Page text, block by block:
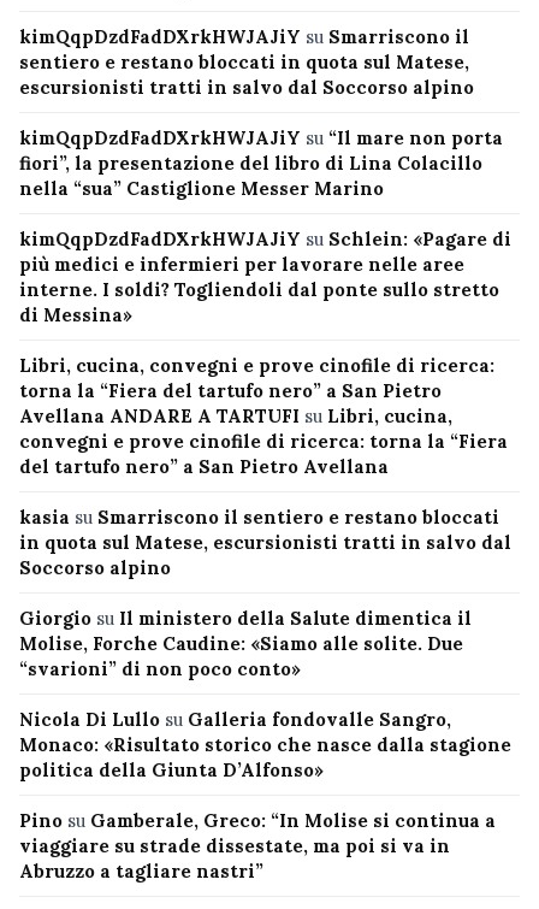
kimQqpDzdFadDXrkHWJAJiY su Smarriscono il
sentiero e restano bloccati in quota sul Matese,
escursionisti tratti in salvo dal Soccorso alpino
kimQqpDzdFadDXrkHWJAJiY su “Il mare non porta
fiori”, la presentazione del libro di Lina Colacillo
nella “sua” Castiglione Messer Marino
kimQqpDzdFadDXrkHWJAJiY su Schlein: «Pagare di
più medici e infermieri per lavorare nelle aree
interne. I soldi? Togliendoli dal ponte sullo stretto
di Messina»
Libri, cucina, convegni e prove cinofile di ricerca:
torna la “Fiera del tartufo nero” a San Pietro
Avellana ANDARE A TARTUFI su Libri, cucina,
convegni e prove cinofile di ricerca: torna la “Fiera
del tartufo nero” a San Pietro Avellana
kasia su Smarriscono il sentiero e restano bloccati
in quota sul Matese, escursionisti tratti in salvo dal
Soccorso alpino
Giorgio su Il ministero della Salute dimentica il
Molise, Forche Caudine: «Siamo alle solite. Due
“svarioni” di non poco conto»
Nicola Di Lullo su Galleria fondovalle Sangro,
Monaco: «Risultato storico che nasce dalla stagione
politica della Giunta D’Alfonso»
Pino su Gamberale, Greco: “In Molise si continua a
viaggiare su strade dissestate, ma poi si va in
Abruzzo a tagliare nastri”